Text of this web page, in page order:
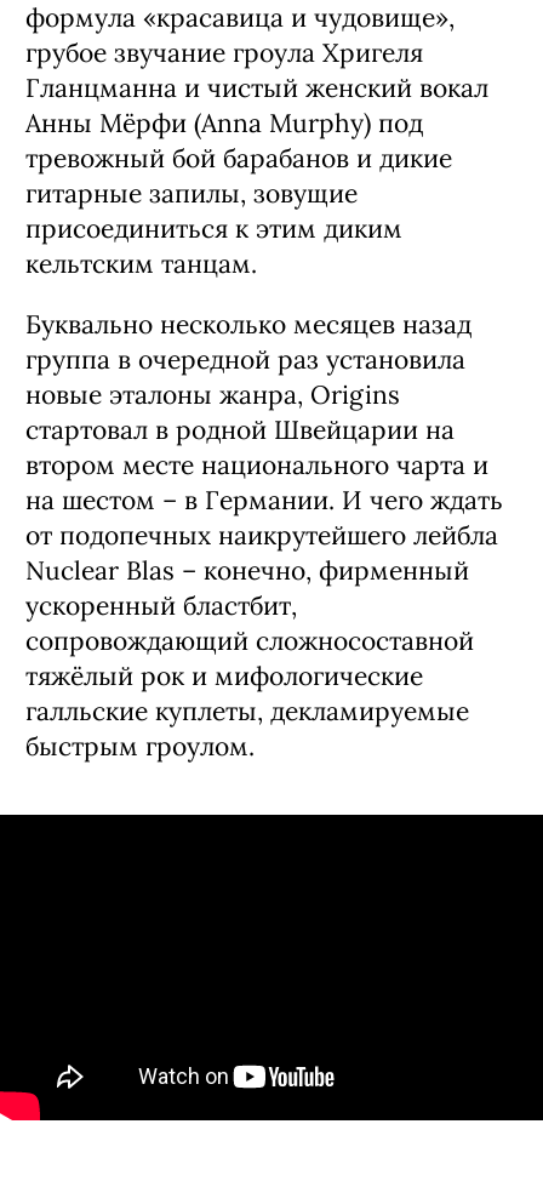
формула «красавица и чудовище»,
грубое звучание гроула Хригеля
Гланцманна и чистый женский вокал
Анны Мёрфи (Anna Murphy) под
тревожный бой барабанов и дикие
гитарные запилы, зовущие
присоединиться к этим диким
кельтским танцам.
Буквально несколько месяцев назад
группа в очередной раз установила
новые эталоны жанра, Origins
стартовал в родной Швейцарии на
втором месте национального чарта и
на шестом – в Германии. И чего ждать
от подопечных наикрутейшего лейбла
Nuclear Blas – конечно, фирменный
ускоренный бластбит,
сопровождающий сложносоставной
тяжёлый рок и мифологические
галльские куплеты, декламируемые
быстрым гроулом.